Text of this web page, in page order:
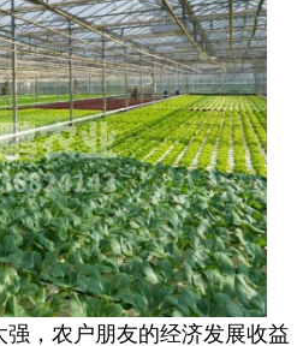
强，农户朋友的经济发展收益